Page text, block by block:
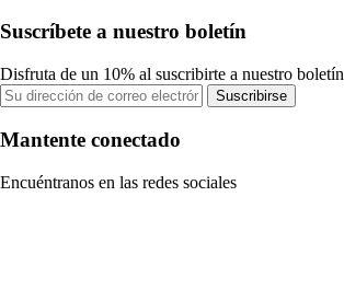
Suscríbete a nuestro boletín
Disfruta de un 10% al suscribirte a nuestro boletín
Suscribirse
Mantente conectado
Encuéntranos en las redes sociales